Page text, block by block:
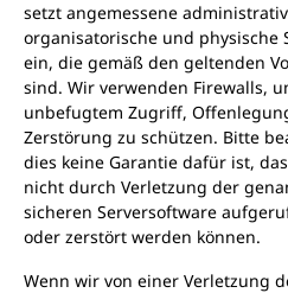
setzt angemessene
organisatorische und physische
ein, die gemäß den geltenden
sind. Wir verwenden Firewalls,
unbefugtem Zugriff,
Zerstörung zu schützen. Bitte
dies keine Garantie dafür ist,
nicht durch Verletzung der
sicheren Serversoftware
oder zerstört werden können.
Wenn wir von einer Verletzung